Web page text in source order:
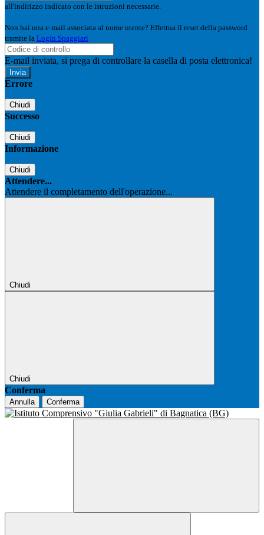
all'indirizzo indicato con le istruzioni necessarie.
Non hai una e-mail associata al nome utente? Effettua il reset della password
tramite la Login Spaggiari
E-mail inviata, si prega di controllare la casella di posta elettronica!
Errore
Chiudi
Successo
Chiudi
Informazione
Chiudi
Attendere...
Attendere il completamento dell'operazione...
Chiudi
Chiudi
Conferma
Annulla Conferma